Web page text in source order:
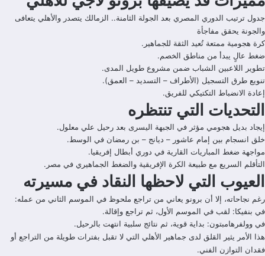
جدول ترتيب الدوري المصري بعد الجولة الثامنة.. الزمالك يتصدر والأهلي يتعافى
والجونة يحقق مفاجأة
كرة هجومية ممتعة تُعيد الثقة للجماهير.
ضغط عالٍ يبدأ من مناطق الخصم.
تطوير اللاعبين الشباب ضمن مشروع طويل المدى.
تنويع طرق التسجيل (الأطراف – التسديد – العمق).
إعادة الانضباط التكتيكي للفريق.
التحديات التي تنتظره
إيجاد بديل هجومي مؤثر في الجبهة اليسرى بعد رحيل علي معلول.
خلق انسجام بين إمام عاشور – ديانج – بن رمضان في الوسط.
مواجهة ضغط المباريات القارية في دوري أبطال إفريقيا.
التأقلم السريع مع طبيعة الكرة الإفريقية والضغط الجماهيري في مصر.
العيوب التي لاحظها النقاد في مسيرته
رغم نجاحاته، إلا أن برونو يعاني من تراجع ملحوظ في الموسم الثاني من عمله:
في بنفيكا: لقب في الموسم الأول، ثم تراجع وإقالة.
في وولفرهامبتون: بداية قوية، ثم نتائج سلبية انتهت بالرحيل.
هذا الأمر يثير القلق لدى جماهير الأهلي التي لا تقبل بفترات طويلة من التراجع أو
فقدان التوازن الفني.